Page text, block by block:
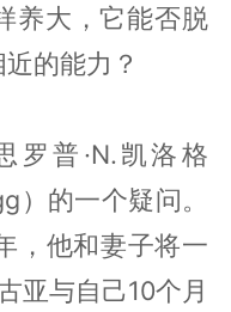
养大，它能否脱
的能力？
罗普·N.凯洛格
）的一个疑问。
，他和妻子将一
亚与自己10个月